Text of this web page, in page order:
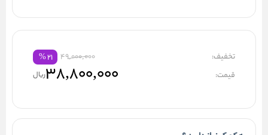
تخفیف: 49,000,000 ۲۱%
قیمت:
۳۸,۸۰۰,۰۰۰ریال